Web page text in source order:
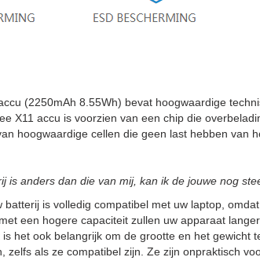
(2250mAh 8.55Wh) bevat hoogwaardige
X11 accu is voorzien van een chip die
hoogwaardige cellen die geen last hebben van
is anders dan die van mij, kan ik de jouwe nog
batterij is volledig compatibel met uw laptop,
een hogere capaciteit zullen uw apparaat
het ook belangrijk om de grootte en het gewicht
zelfs als ze compatibel zijn. Ze zijn onpraktisch